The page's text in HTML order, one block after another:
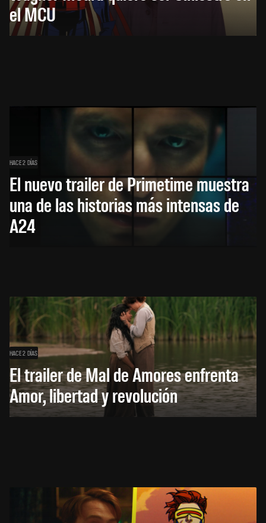
el MCU
HACE 2 DÍAS
El nuevo trailer de Primetime muestra
una de las historias más intensas de
A24
HACE 2 DÍAS
El trailer de Mal de Amores enfrenta
Amor, libertad y revolución